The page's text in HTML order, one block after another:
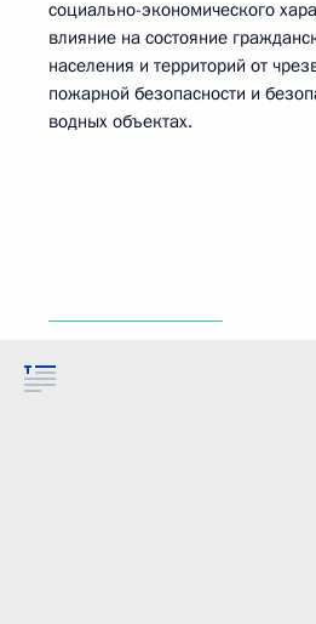
социально-экономического
влияние на состояние
населения и территорий от
пожарной безопасности и
водных объектах.